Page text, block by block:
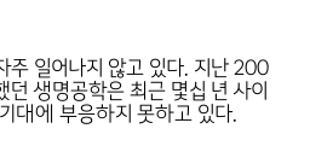
주 일어나지 않고 있다. 지난 200
던 생명공학은 최근 몇십 년 사이
대에 부응하지 못하고 있다.